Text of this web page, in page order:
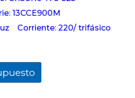
13CCE900M
Corriente: 220/ trifásico